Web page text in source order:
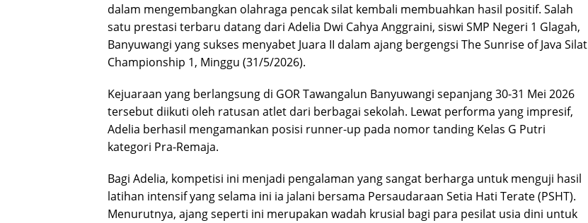
dalam mengembangkan olahraga pencak silat kembali membuahkan hasil positif. Salah
satu prestasi terbaru datang dari Adelia Dwi Cahya Anggraini, siswi SMP Negeri 1 Glagah,
Banyuwangi yang sukses menyabet Juara II dalam ajang bergengsi The Sunrise of Java Silat
Championship 1, Minggu (31/5/2026).
​Kejuaraan yang berlangsung di GOR Tawangalun Banyuwangi sepanjang 30-31 Mei 2026
tersebut diikuti oleh ratusan atlet dari berbagai sekolah. Lewat performa yang impresif,
Adelia berhasil mengamankan posisi runner-up pada nomor tanding Kelas G Putri
kategori Pra-Remaja.
​Bagi Adelia, kompetisi ini menjadi pengalaman yang sangat berharga untuk menguji hasil
latihan intensif yang selama ini ia jalani bersama Persaudaraan Setia Hati Terate (PSHT).
Menurutnya, ajang seperti ini merupakan wadah krusial bagi para pesilat usia dini untuk